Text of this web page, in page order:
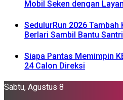
Mobil Seken dengan
SedulurRun 2026
Berlari Sambil Bantu
Siapa Pantas Memimpin
24 Calon Direksi
Sabtu, Agustus 8